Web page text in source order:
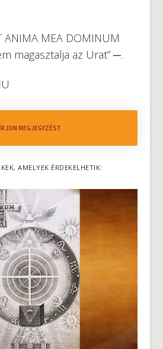
ANIMA MEA DOMINUM
magasztalja az Urat” ─.
ÍRJON MEGJEGYZÉST
AMELYEK ÉRDEKELHETIK: